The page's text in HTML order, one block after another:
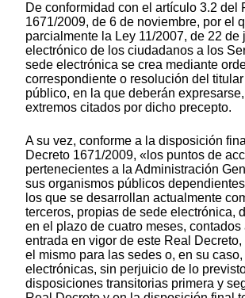
De conformidad con el artículo 3.2 del
1671/2009, de 6 de noviembre, por el
parcialmente la Ley 11/2007, de 22 de
electrónico de los ciudadanos a los
sede electrónica se crea mediante
correspondiente o resolución del
público, en la que deberán
extremos citados por dicho precepto.
A su vez, conforme a la disposición
Decreto 1671/2009, «los puntos de
pertenecientes a la Administración
sus organismos públicos
los que se desarrollan actualmente
terceros, propias de sede electrónica,
en el plazo de cuatro meses, contados
entrada en vigor de este Real
el mismo para las sedes o, en su
electrónicas, sin perjuicio de lo
disposiciones transitorias primera y